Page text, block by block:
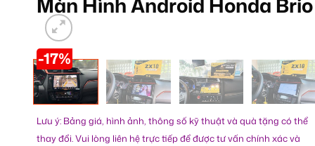
-17%
Lưu ý: Bảng giá, hình ảnh, thông số kỹ thuật và quà tặng có thể
thay đổi. Vui lòng liên hệ trực tiếp để được tư vấn chính xác và